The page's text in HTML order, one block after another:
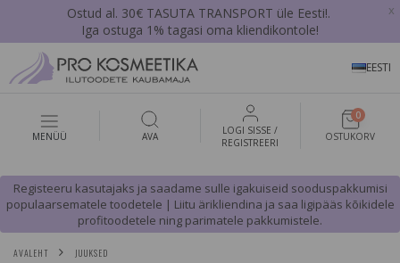
Ostud al. 30€ TASUTA TRANSPORT üle Eesti!.
Iga ostuga 1% tagasi oma kliendikontole!
x
EESTI
MENÜÜ AVA
LOGI SISSE /
REGISTREERI
0
OSTUKORV
Registeeru kasutajaks ja saadame sulle igakuiseid sooduspakkumisi
populaarsematele toodetele | Liitu ärikliendina ja saa ligipääs kõikidele
profitoodetele ning parimatele pakkumistele.
AVALEHT JUUKSED